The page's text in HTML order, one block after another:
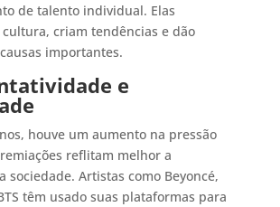
de talento individual. Elas
criam tendências e dão
importantes.
e
houve um aumento na pressão
reflitam melhor a
sociedade. Artistas como Beyoncé,
têm usado suas plataformas para